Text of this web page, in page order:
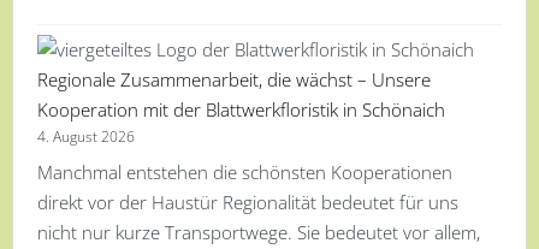
Regionale Zusammenarbeit, die wächst – Unsere
Kooperation mit der Blattwerkfloristik in Schönaich
4. August 2026
Manchmal entstehen die schönsten Kooperationen
direkt vor der Haustür Regionalität bedeutet für uns
nicht nur kurze Transportwege. Sie bedeutet vor allem,